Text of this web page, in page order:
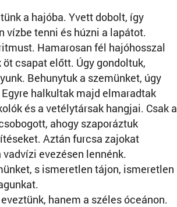
a hajóba. Yvett dobolt, így
vízbe tenni és húzni a lapátot.
Hamarosan fél hajóhosszal
csapat előtt. Úgy gondoltuk,
Behunytuk a szemünket, úgy
halkultak majd elmaradtak
és a vetélytársak hangjai. Csak a
ahogy szaporáztuk
Aztán furcsa zajokat
evezésen lennénk.
s ismeretlen tájon, ismeretlen
hanem a széles óceánon.